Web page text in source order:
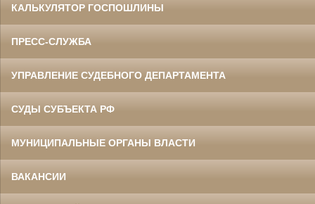
КАЛЬКУЛЯТОР ГОСПОШЛИНЫ
ПРЕСС-СЛУЖБА
УПРАВЛЕНИЕ СУДЕБНОГО ДЕПАРТАМЕНТА
СУДЫ СУБЪЕКТА РФ
МУНИЦИПАЛЬНЫЕ ОРГАНЫ ВЛАСТИ
ВАКАНСИИ